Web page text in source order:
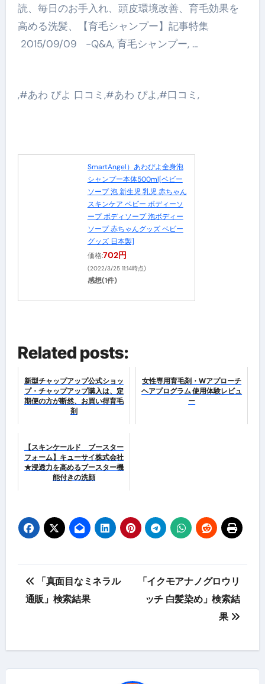
読、毎日のお手入れ、頭皮環境改善、育毛効果を
高める洗髪、【育毛シャンプー】記事特集
2015/09/09 -Q&A, 育毛シャンプー, …
,#あわ ぴよ 口コミ,#あわ ぴよ,#口コミ,
SmartAngel）あわぴよ全身泡
シャンプー本体500ml[ベビー
ソープ 泡 新生児 乳児 赤ちゃん
スキンケア ベビー ボディーソ
ープ ボディソープ 泡ボディー
ソープ 赤ちゃんグッズ ベビー
グッズ 日本製]
価格:702円
(2022/3/25 11:14時点)
感想(1件)
Related posts:
新型チャップアップ公式ショッ
プ・チャップアップ購入は、定
期便の方が断然、お買い得育毛
剤
女性専用育毛剤・Wアプローチ
ヘアプログラム 使用体験レビュ
ー
【スキンケールド ブースター
フォーム】キューサイ株式会社
★浸透力を高めるブースター機
能付きの洗顔
投
稿
ビ
ゲ
「真面目なミネラル
通販」検索結果
「イクモアナノグロウリ
ッチ 白髪染め」検索結
果